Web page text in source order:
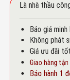
Là nhà thầu
Báo giá
Không phát
Giá ưu đãi
Giao hàng
Bảo hành 1